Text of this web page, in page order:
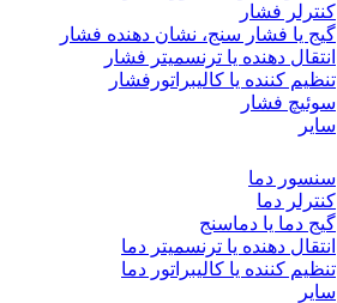
کنترلر فشار
گیج یا فشار سنج، نشان دهنده فشار
انتقال دهنده یا ترنسمیتر فشار
تنظیم کننده یا کالیبراتورفشار
سوئیچ فشار
سایر
سنسور دما
کنترلر دما
گیج دما یا دماسنج
انتقال دهنده یا ترنسمیتر دما
تنظیم کننده یا کالیبراتور دما
سایر